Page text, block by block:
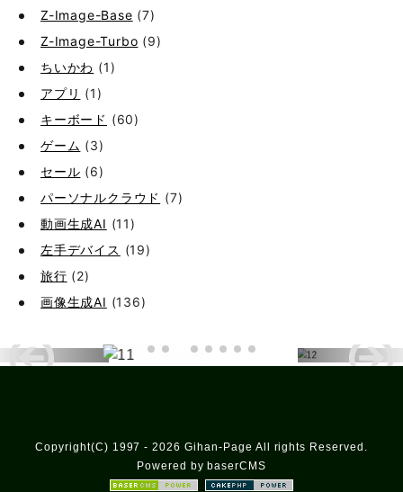
Z-Image-Base (7)
Z-Image-Turbo (9)
ちいかわ (1)
アプリ (1)
キーボード (60)
ゲーム (3)
セール (6)
パーソナルクラウド (7)
動画生成AI (11)
左手デバイス (19)
旅行 (2)
画像生成AI (136)
Copyright(C) 1997 - 2026 Gihan-Page All rights Reserved.
Powered by baserCMS